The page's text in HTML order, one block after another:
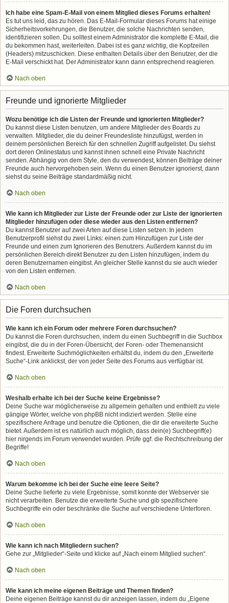
Ich habe eine Spam-E-Mail von einem Mitglied dieses Forums erhalten!
Es tut uns leid, das zu hören. Das E-Mail-Formular dieses Forums hat einige
Sicherheitsvorkehrungen, die Benutzer, die solche Nachrichten senden,
identifizieren sollen. Du solltest einem Administrator die komplette E-Mail, die
du bekommen hast, weiterleiten. Dabei ist es ganz wichtig, die Kopfzeilen
(Headers) mitzuschicken. Diese enthalten Details über den Benutzer, der die
E-Mail verschickt hat. Der Administrator kann dann entsprechend reagieren.
Nach oben
Freunde und ignorierte Mitglieder
Wozu benötige ich die Listen der Freunde und ignorierten Mitglieder?
Du kannst diese Listen benutzen, um andere Mitglieder des Boards zu
verwalten. Mitglieder, die du deiner Freundesliste hinzufügst, werden in
deinem persönlichen Bereich für den schnellen Zugriff aufgelistet. Du siehst
dort deren Onlinestatus und kannst ihnen schnell eine Private Nachricht
senden. Abhängig von dem Style, den du verwendest, können Beiträge deiner
Freunde auch hervorgehoben sein. Wenn du einen Benutzer ignorierst, dann
siehst du seine Beiträge standardmäßig nicht.
Nach oben
Wie kann ich Mitglieder zur Liste der Freunde oder zur Liste der ignorierten
Mitglieder hinzufügen oder diese wieder aus den Listen entfernen?
Du kannst Benutzer auf zwei Arten auf diese Listen setzen: In jedem
Benutzerprofil siehst du zwei Links: einen zum Hinzufügen zur Liste der
Freunde und einen zum Ignorieren des Benutzers. Außerdem kannst du im
persönlichen Bereich direkt Benutzer zu den Listen hinzufügen, indem du
deren Benutzernamen eingibst. An gleicher Stelle kannst du sie auch wieder
von den Listen entfernen.
Nach oben
Die Foren durchsuchen
Wie kann ich ein Forum oder mehrere Foren durchsuchen?
Du kannst die Foren durchsuchen, indem du einen Suchbegriff in die Suchbox
eingibst, die du in der Foren-Übersicht, der Foren- oder Themenansicht
findest. Erweiterte Suchmöglichkeiten erhältst du, indem du den „Erweiterte
Suche“-Link anklickst, der von jeder Seite des Forums aus verfügbar ist.
Nach oben
Weshalb erhalte ich bei der Suche keine Ergebnisse?
Deine Suche war möglicherweise zu allgemein gehalten und enthielt zu viele
gängige Wörter, welche von phpBB nicht indiziert werden. Stelle eine
spezifischere Anfrage und benutze die Optionen, die dir die erweiterte Suche
bietet. Außerdem ist es natürlich auch möglich, dass dein(e) Suchbegriff(e)
hier nirgends im Forum verwendet wurden. Prüfe ggf. die Rechtschreibung der
Begriffe!
Nach oben
Warum bekomme ich bei der Suche eine leere Seite?
Deine Suche lieferte zu viele Ergebnisse, somit konnte der Webserver sie
nicht verarbeiten. Benutze die erweiterte Suche und gib spezifischere
Suchbegriffe ein oder beschränke die Suche auf verschiedene Unterforen.
Nach oben
Wie kann ich nach Mitgliedern suchen?
Gehe zur „Mitglieder“-Seite und klicke auf „Nach einem Mitglied suchen“.
Nach oben
Wie kann ich meine eigenen Beiträge und Themen finden?
Deine eigenen Beiträge kannst du dir anzeigen lassen, indem du „Eigene